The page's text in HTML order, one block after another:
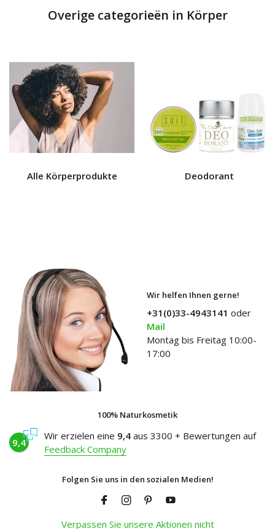
Overige categorieën in Körper
Alle Körperprodukte Deodorant
Wir helfen Ihnen gerne!
+31(0)33-4943141 oder
Mail
Montag bis Freitag 10:00-
17:00
100% Naturkosmetik
9,4
Wir erzielen eine 9,4 aus 3300 + Bewertungen auf
Feedback Company
Folgen Sie uns in den sozialen Medien!
Verpassen Sie unsere Aktionen nicht